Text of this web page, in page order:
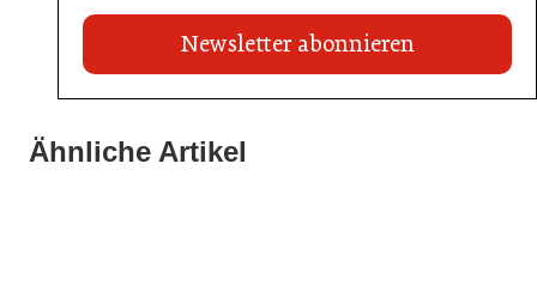
Newsletter abonnieren
Ähnliche Artikel
Travel Start-up Night 2026: Beste Tourismus-Idee